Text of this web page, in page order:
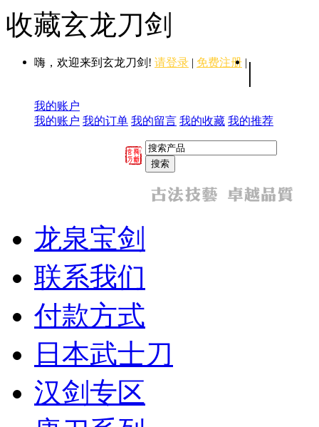
收藏玄龙刀剑
嗨，欢迎来到玄龙刀剑! 请登录 | 免费注册 | |
我的账户
我的账户 我的订单 我的留言 我的收藏 我的推荐
龙泉宝剑
联系我们
付款方式
日本武士刀
汉剑专区